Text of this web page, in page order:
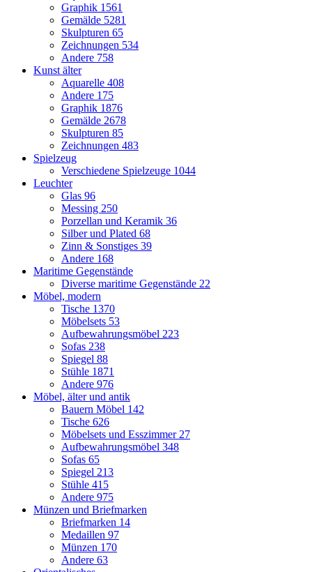
Graphik 1561
Gemälde 5281
Skulpturen 65
Zeichnungen 534
Andere 758
Kunst älter
Aquarelle 408
Andere 175
Graphik 1876
Gemälde 2678
Skulpturen 85
Zeichnungen 483
Spielzeug
Verschiedene Spielzeuge 1044
Leuchter
Glas 96
Messing 250
Porzellan und Keramik 36
Silber und Plated 68
Zinn & Sonstiges 39
Andere 168
Maritime Gegenstände
Diverse maritime Gegenstände 22
Möbel, modern
Tische 1370
Möbelsets 53
Aufbewahrungsmöbel 223
Sofas 238
Spiegel 88
Stühle 1871
Andere 976
Möbel, älter und antik
Bauern Möbel 142
Tische 626
Möbelsets und Esszimmer27
Aufbewahrungsmöbel 348
Sofas 65
Spiegel 213
Stühle 415
Andere 975
Münzen und Briefmarken
Briefmarken 14
Medaillen 97
Münzen 170
Andere 63